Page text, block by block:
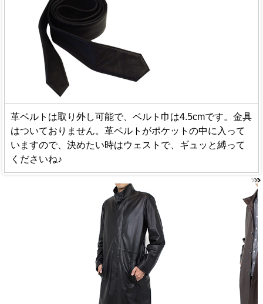
革ベルトは取り外し可能で、ベルト巾は4.5cmです。金具
はついておりません。革ベルトがポケットの中に入って
いますので、決めたい時はウェストで、ギュッと縛って
くださいね♪